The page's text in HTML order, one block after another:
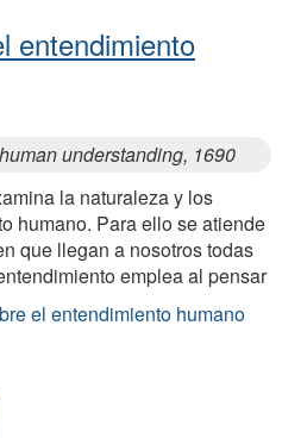
entendimiento
understanding, 1690
la naturaleza y los
humano. Para ello se atiende
que llegan a nosotros todas
emplea al pensar
el entendimiento humano